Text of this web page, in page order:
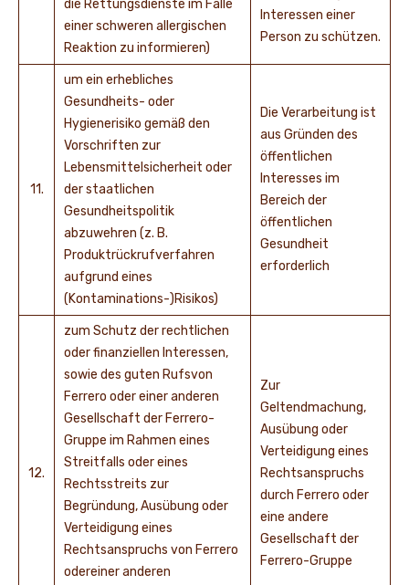
die Rettungsdienste im Falle
einer schweren allergischen
Reaktion zu informieren)
Interessen einer
Person zu schützen.
11.
um ein erhebliches
Gesundheits- oder
Hygienerisiko gemäß den
Vorschriften zur
Lebensmittelsicherheit oder
der staatlichen
Gesundheitspolitik
abzuwehren (z. B.
Produktrückrufverfahren
aufgrund eines
(Kontaminations-)Risikos)
Die Verarbeitung ist
aus Gründen des
öffentlichen
Interesses im
Bereich der
öffentlichen
Gesundheit
erforderlich
12.
zum Schutz der rechtlichen
oder finanziellen Interessen,
sowie des guten Rufsvon
Ferrero oder einer anderen
Gesellschaft der Ferrero-
Gruppe im Rahmen eines
Streitfalls oder eines
Rechtsstreits zur
Begründung, Ausübung oder
Verteidigung eines
Rechtsanspruchs von Ferrero
odereiner anderen
Zur
Geltendmachung,
Ausübung oder
Verteidigung eines
Rechtsanspruchs
durch Ferrero oder
eine andere
Gesellschaft der
Ferrero-Gruppe